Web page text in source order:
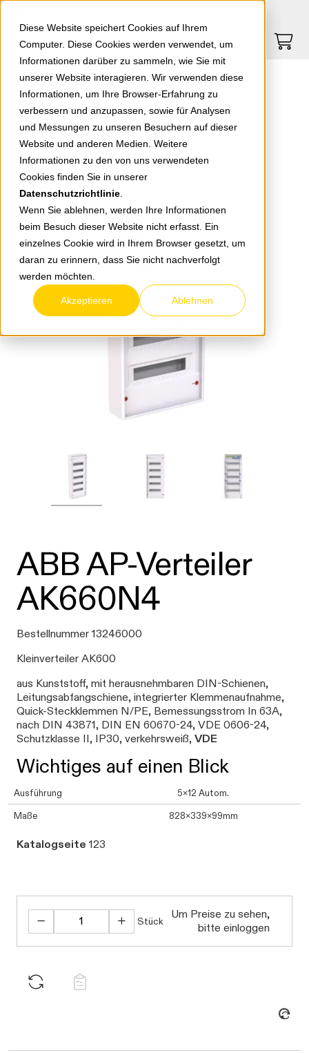
Diese Website speichert Cookies auf Ihrem
Computer. Diese Cookies werden verwendet, um
Informationen darüber zu sammeln, wie Sie mit
unserer Website interagieren. Wir verwenden diese
Informationen, um Ihre Browser-Erfahrung zu
verbessern und anzupassen, sowie für Analysen
und Messungen zu unseren Besuchern auf dieser
Website und anderen Medien. Weitere
Informationen zu den von uns verwendeten
Cookies finden Sie in unserer
Datenschutzrichtlinie
Wenn Sie ablehnen, werden Ihre Informationen
beim Besuch dieser Website nicht erfasst. Ein
einzelnes Cookie wird in Ihrem Browser gesetzt, um
daran zu erinnern, dass Sie nicht nachverfolgt
werden möchten.
Akzeptieren Ablehnen
Springe zu Hauptinhalt Springe zum Footer
0
ABB AP-Verteiler AK660N4
zurück zur Übersicht
ABB AP-Verteiler
AK660N4
Bestellnummer 13246000
Kleinverteiler AK600
aus Kunststoff, mit herausnehmbaren DIN-Schienen,
Leitungsabfangschiene, integrierter Klemmenaufnahme,
Quick-Steckklemmen N/PE, Bemessungsstrom In 63A,
nach DIN 43871, DIN EN 60670-24, VDE 0606-24,
Schutzklasse II, IP30, verkehrsweiß, VDE
Wichtiges auf einen Blick
Ausführung 5x12 Autom.
Maße 828x339x99mm
Katalogseite 123
Stück
Um Preise zu sehen,
bitte einloggen
Daten werden geladen. Bitte warten...